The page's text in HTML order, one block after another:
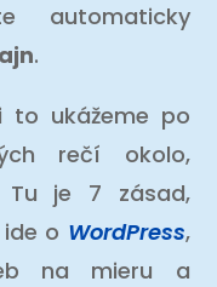
automaticky
.
to ukážeme po
rečí okolo,
Tu je 7 zásad,
o WordPress,
na mieru a